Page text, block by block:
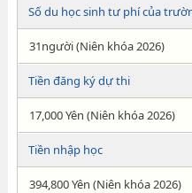
Số du học sinh tư phí của
31người (Niên khóa 2026)
Tiền đăng ký dự thi
17,000 Yên (Niên khóa 2026)
Tiền nhập học
394,800 Yên (Niên khóa 2026)